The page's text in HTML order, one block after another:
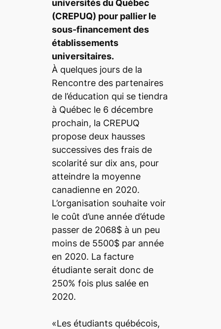
universités du Québec
(CREPUQ) pour pallier le
sous-financement des
établissements
universitaires.
À quelques jours de la
Rencontre des partenaires
de l’éducation qui se tiendra
à Québec le 6 décembre
prochain, la CREPUQ
propose deux hausses
successives des frais de
scolarité sur dix ans, pour
atteindre la moyenne
canadienne en 2020.
L’organisation souhaite voir
le coût d’une année d’étude
passer de 2068$ à un peu
moins de 5500$ par année
en 2020. La facture
étudiante serait donc de
250% fois plus salée en
2020.
«Les étudiants québécois,